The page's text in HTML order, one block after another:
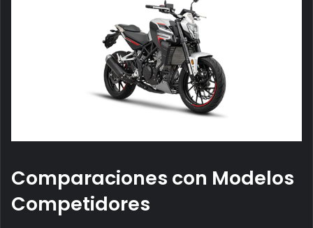
Comparaciones con Modelos
Competidores